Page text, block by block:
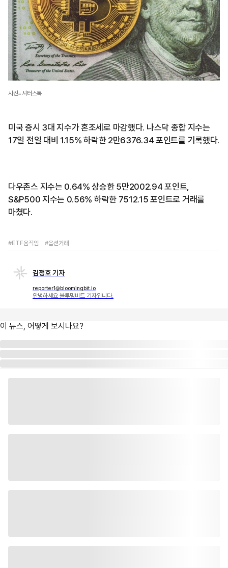
사진=셔터스톡
미국 증시 3대 지수가 혼조세로 마감했다. 나스닥 종합 지수는
17일 전일 대비 1.15% 하락한 2만6376.34 포인트를 기록했다.
다우존스 지수는 0.64% 상승한 5만2002.94 포인트,
S&P500 지수는 0.56% 하락한 7512.15 포인트로 거래를
마쳤다.
#ETF움직임 #옵션거래
김정호 기자
reporter1@bloomingbit.io
안녕하세요 블루밍비트 기자입니다.
이 뉴스, 어떻게 보시나요?